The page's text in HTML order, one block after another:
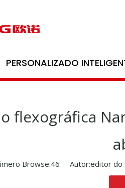
PERSONALIZADO
flexográfica
Browse:46 Autor:editor